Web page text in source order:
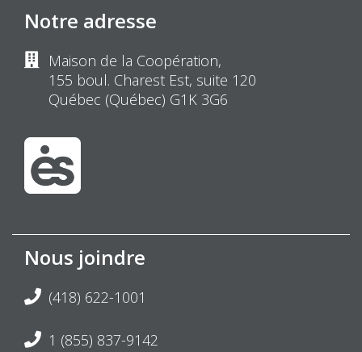
Notre adresse
Maison de la Coopération,
155 boul. Charest Est, suite 120
Québec (Québec) G1K 3G6
Nous joindre
(418) 622-1001
1 (855) 837-9142